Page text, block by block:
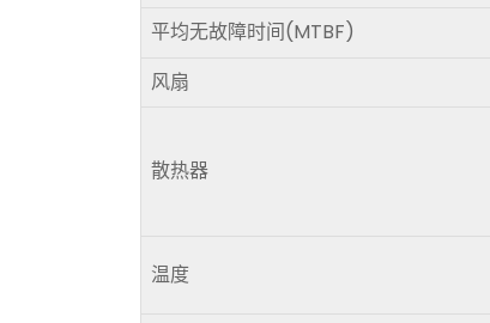
平均无故障时间(MTBF)
风扇
散热器
温度